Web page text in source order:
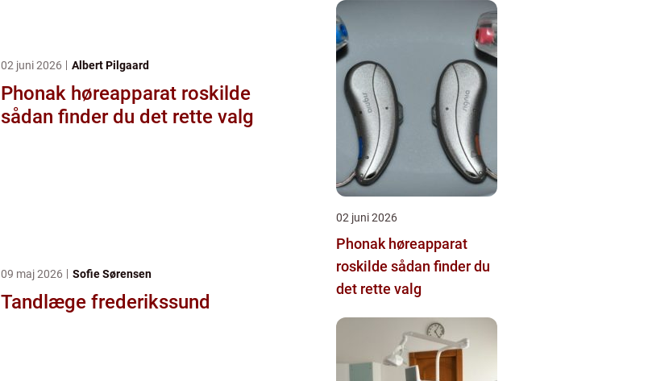
02 juni 2026 Albert Pilgaard
Phonak høreapparat roskilde
sådan finder du det rette valg
09 maj 2026 Sofie Sørensen
Tandlæge frederikssund
02 juni 2026
Phonak høreapparat
roskilde sådan finder du
det rette valg